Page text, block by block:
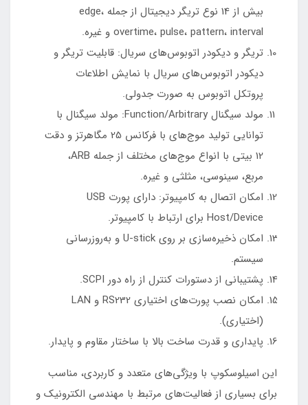
بیش از 14 نوع تریگر دیجیتال از جمله edge،
overtime، pulse، pattern، interval و غیره.
تریگر و دیکودر اتوبوس‌های سریال: قابلیت تریگر و
دیکودر اتوبوس‌های سریال با نمایش اطلاعات
پروتکل اتوبوس به صورت جدولی.
مولد سیگنال Function/Arbitrary: مولد سیگنال با
توانایی تولید موج‌های با فرکانس 25 مگاهرتز و دقت
12 بیتی با انواع موج‌های مختلف از جمله ARB،
مربع، سینوسی، مثلثی و غیره.
امکان اتصال به کامپیوتر: دارای پورت USB
Host/Device برای ارتباط با کامپیوتر.
امکان ذخیره‌سازی بر روی U-stick و به‌روزرسانی
سیستم.
پشتیبانی از دستورات کنترل از راه دور SCPI.
امکان نصب پورت‌های اختیاری RS232 و LAN
(اختیاری).
پایداری و قدرت ساخت بالا با ساختار مقاوم و پایدار.
این اسیلوسکوپ با ویژگی‌های متعدد و کاربردی، مناسب
برای بسیاری از فعالیت‌های مرتبط با مهندسی الکترونیک و